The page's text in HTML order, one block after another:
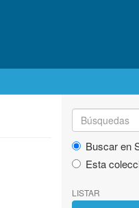
Buscar en
Esta
LISTAR